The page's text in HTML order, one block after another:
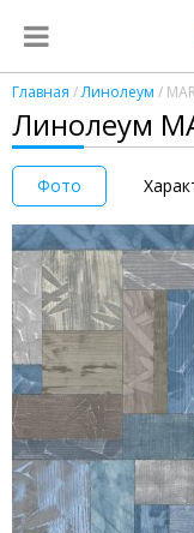
Главная /Линолеум /
Линолеум
Фото